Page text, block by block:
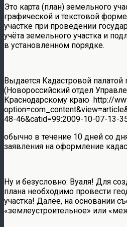
Это карта (план) земельного
графической и текстовой
участке при проведении
учёта земельного участка и
в установленном порядке.
Выдается Кадастровой палатой
(Новороссийский отдел
Краснодарскому краю http://
48-46&catid=99:2009-10-07-13-
обычно в течение 10 дней со
заявления на оформление
Ну и безусловно: Вуаля! Для
плана необходимо провести
участка! Далее, на основании
«землеустроительное» или